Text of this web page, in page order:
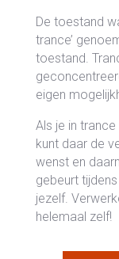
De toestand
trance’
toestand.
eigen
Als je in
kunt daar de
wenst en
gebeurt
jezelf.
helemaal zelf!